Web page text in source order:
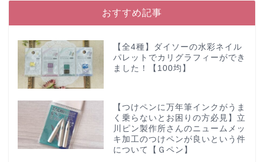
おすすめ記事
【全4種】ダイソーの水彩ネイル
パレットでカリグラフィーができ
ました！【100均】
【つけペンに万年筆インクがうま
く乗らないとお困りの方必見】立
川ピン製作所さんのニュームメッ
キ加工のつけペンが良いという件
について【Ｇペン】